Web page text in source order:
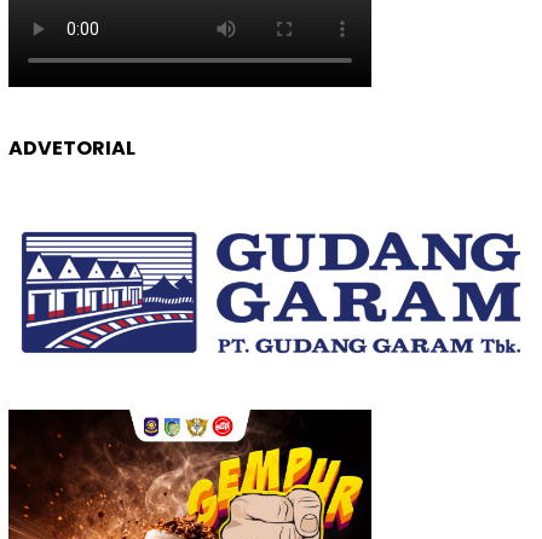
ADVETORIAL